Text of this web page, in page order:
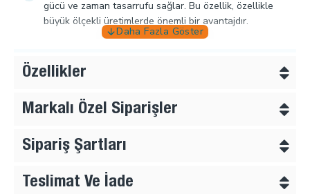
gücü ve zaman tasarrufu sağlar. Bu özellik, özellikle
büyük ölçekli üretimlerde önemli bir avantajdır.
Tekstil ve Moda Endüstrisi:
Giysi, çanta ve aksesuar
Özellikle mont, kaban, elbise ve çantalar gibi
ürünlerde yaygın olarak tercih edilir.
Ayakkabı Üretimi:
klikıt sistemlerinin montajında etkili bir çözümdür.
Ev Dekorasyonu:Perdeler, örtüler ve diğer tekstil
ürünlerinde çıtçıt kullanımı gerektiren projelerde
Özellikler
Markalı Özel Siparişler
Sipariş Şartları
Teslimat Ve İade